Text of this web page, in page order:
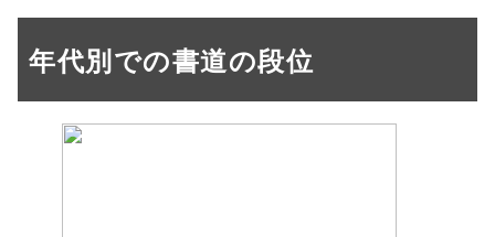
年代別での書道の段位